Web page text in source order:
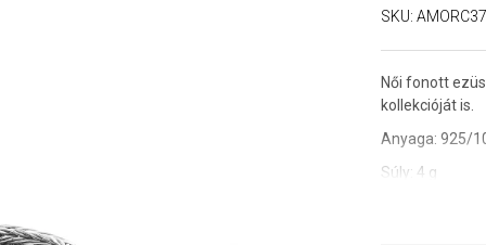
SKU:
Női fonott
kollekcióját is.
Anyaga: 925/
Súly: 4 g
Fülbevaló